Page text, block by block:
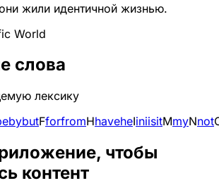
жили идентичной жизнью.
World
слова
лексику
bybutFforfromHhaveheIiniisitMmyNnot
чтобы
контент